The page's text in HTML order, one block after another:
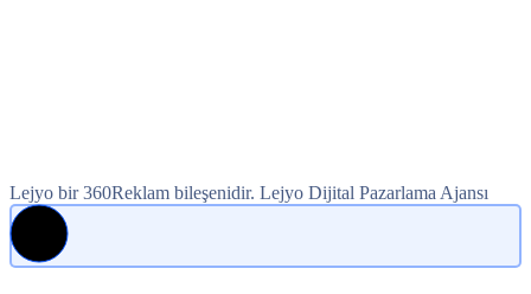
Lejyo bir 360Reklam bileşenidir. Lejyo Dijital Pazarlama Ajansı